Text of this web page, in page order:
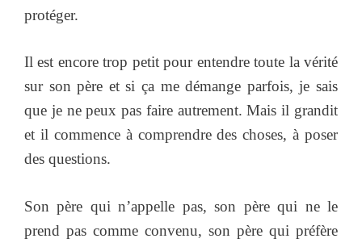
protéger.
Il est encore trop petit pour entendre toute la vérité
sur son père et si ça me démange parfois, je sais
que je ne peux pas faire autrement. Mais il grandit
et il commence à comprendre des choses, à poser
des questions.
Son père qui n’appelle pas, son père qui ne le
prend pas comme convenu, son père qui préfère